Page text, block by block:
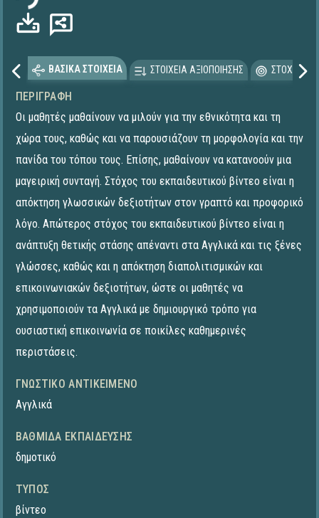
ΒΑΣΙΚΑ ΣΤΟΙΧΕΙΑ ΣΤΟΙΧΕΙΑ ΑΞΙΟΠΟΙΗΣΗΣ
ΠΕΡΙΓΡΑΦΉ
Οι μαθητές μαθαίνουν να μιλούν για την εθνικότητα και τη
χώρα τους, καθώς και να παρουσιάζουν τη μορφολογία και την
πανίδα του τόπου τους. Επίσης, μαθαίνουν να κατανοούν μια
μαγειρική συνταγή. Στόχος του εκπαιδευτικού βίντεο είναι η
απόκτηση γλωσσικών δεξιοτήτων στον γραπτό και προφορικό
λόγο. Απώτερος στόχος του εκπαιδευτικού βίντεο είναι η
ανάπτυξη θετικής στάσης απέναντι στα Αγγλικά και τις ξένες
γλώσσες, καθώς και η απόκτηση διαπολιτισμικών και
επικοινωνιακών δεξιοτήτων, ώστε οι μαθητές να
χρησιμοποιούν τα Αγγλικά με δημιουργικό τρόπο για
ουσιαστική επικοινωνία σε ποικίλες καθημερινές
περιστάσεις.
ΓΝΩΣΤΙΚΌ ΑΝΤΙΚΕΊΜΕΝΟ
Αγγλικά
ΒΑΘΜΊΔΑ ΕΚΠΑΊΔΕΥΣΗΣ
δημοτικό
ΤΎΠΟΣ
βίντεο